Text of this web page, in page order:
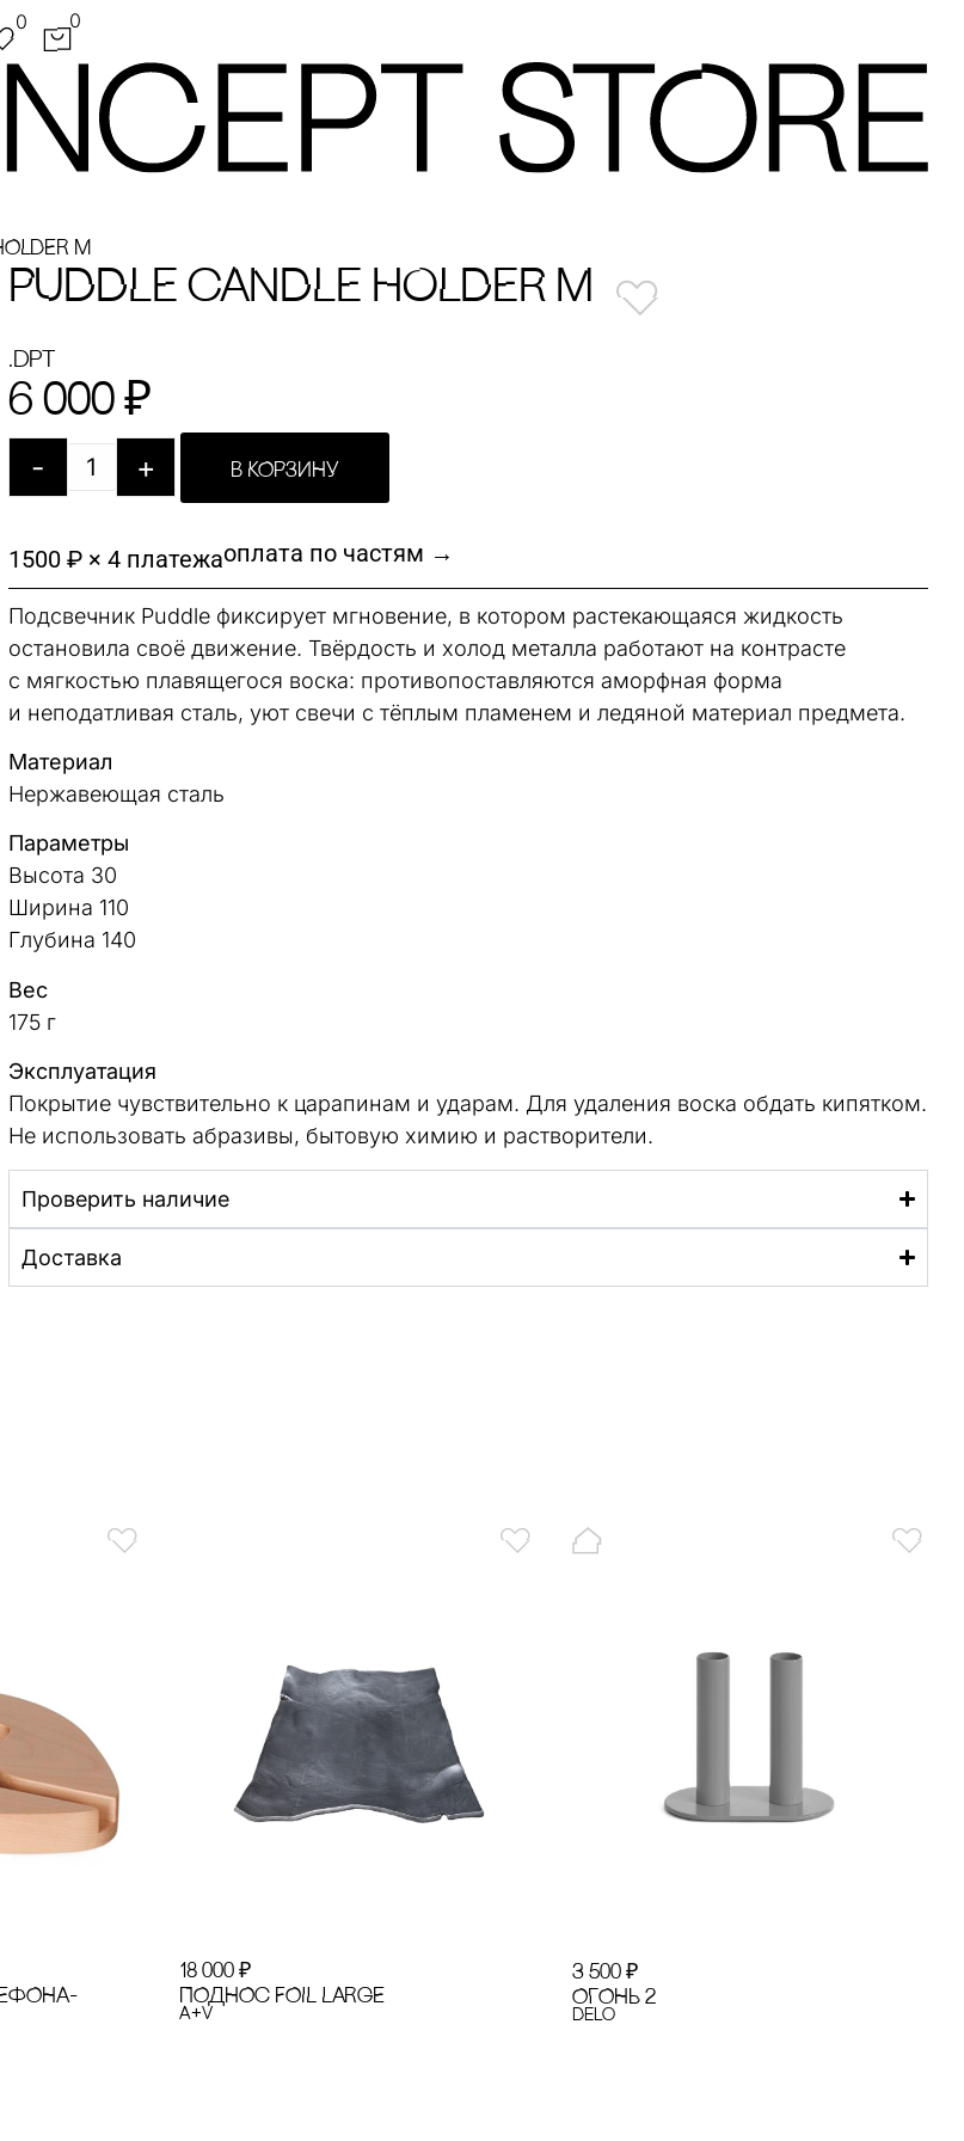
0 0
M
PUDDLE cANDLE HOLDER M
.dpt
6 000 ₽
- + В КОРЗИНУ
1500 ₽ × 4 платежаоплата по частям →
Подсвечник Puddle фиксирует мгновение, в котором растекающаяся жидкость
остановила своё движение. Твёрдость и холод металла работают на контрасте
с мягкостью плавящегося воска: противопоставляются аморфная форма
и неподатливая сталь, уют свечи с тёплым пламенем и ледяной материал предмета.
Материал
Нержавеющая сталь
Параметры
Высота 30
Ширина 110
Глубина 140
Вес
175 г
Эксплуатация
Покрытие чувствительно к царапинам и ударам. Для удаления воска обдать кипятком.
Не использовать абразивы, бытовую химию и растворители.
Проверить наличие
Доставка
18 000 ₽
ПОДНОс FOIL LARGE
A+V
3 500 ₽
ОГОНЬ 2
Delo